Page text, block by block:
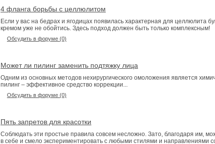
4 фланга борьбы с целлюлитом
Если у вас на бедрах и ягодицах появилась характерная для целлюлита
кремом уже не обойтись. Здесь подход должен быть только комплексным!
Обсудить в форуме (0)
Может ли пилинг заменить подтяжку лица
Одним из основных методов нехирургического омоложения является
пилинг – эффективное средство коррекции...
Обсудить в форуме (0)
Пять запретов для красотки
Соблюдать эти простые правила совсем несложно. Зато, благодаря им,
в себе и смело экспериментировать с любыми стилями и направлениями